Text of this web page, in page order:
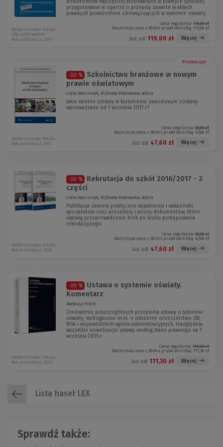
dokumentów najczęściej stosowanych w praktyce szkolnej,
przygotowane w oparciu o przepisy zawarte w aktach
prawnych powszechnie obowiązujących w systemie oświaty.
Cena regularna: 170,00 zł
Najniższa cena z 30 dni przed obniżką: 119,00 zł
Już od: 119,00 zł Więcej
Wolters Kluwer Polska
EBO-2355 W01P01
Rok publikacji: 2017
Promocja!
-30 %
Szkolnictwo branżowe w nowym
prawie oświatowym
Lidia Marciniak, Elżbieta Piotrowska-Albin
Jakie istotne zmiany w kształceniu zawodowym zostaną
wprowadzane od 1 września 2017 r.?
Cena regularna: 68,00 zł
Najniższa cena z 30 dni przed obniżką: 47,60 zł
Już od: 47,60 zł Więcej
Wolters Kluwer Polska
Rok publikacji: 2017
-30 %
Rekrutacja do szkół 2016/2017 - 2
części
Lidia Marciniak, Elżbieta Piotrowska-Albin
Publikacja zawiera praktyczne wyjaśnienia i wskazówki
specjalistów oraz procedury i wzory dokumentów, które
ułatwią przeprowadzenie krok po kroku postępowania
rekrutacyjnego.
Cena regularna: 68,00 zł
Najniższa cena z 30 dni przed obniżką: 47,60 zł
Już od: 47,60 zł Więcej
Wolters Kluwer Polska
Rok publikacji: 2016
-30 %
Ustawa o systemie oświaty.
Komentarz
Mateusz Pilich
Omówienie poszczególnych przepisów ustawy o systemie
oświaty, wzbogacone m.in. o obszerne orzecznictwo SN,
NSA i wojewódzkich sądów administracyjnych. Uwzględnia
wszystkie nowelizacje ustawy według stanu prawnego na 1
września 2015 r.
Cena regularna: 159,00 zł
Najniższa cena z 30 dni przed obniżką: 111,30 zł
Już od: 111,30 zł Więcej
Wolters Kluwer Polska
Rok publikacji: 2015
Lista haseł LEX
Sprawdź także: